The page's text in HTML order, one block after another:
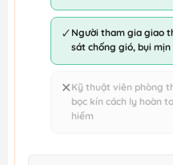
✓ Người tham gia giao
sát chống gió, bụi
✕ Kỹ thuật viên phòng
bọc kín cách ly hoàn
hiểm